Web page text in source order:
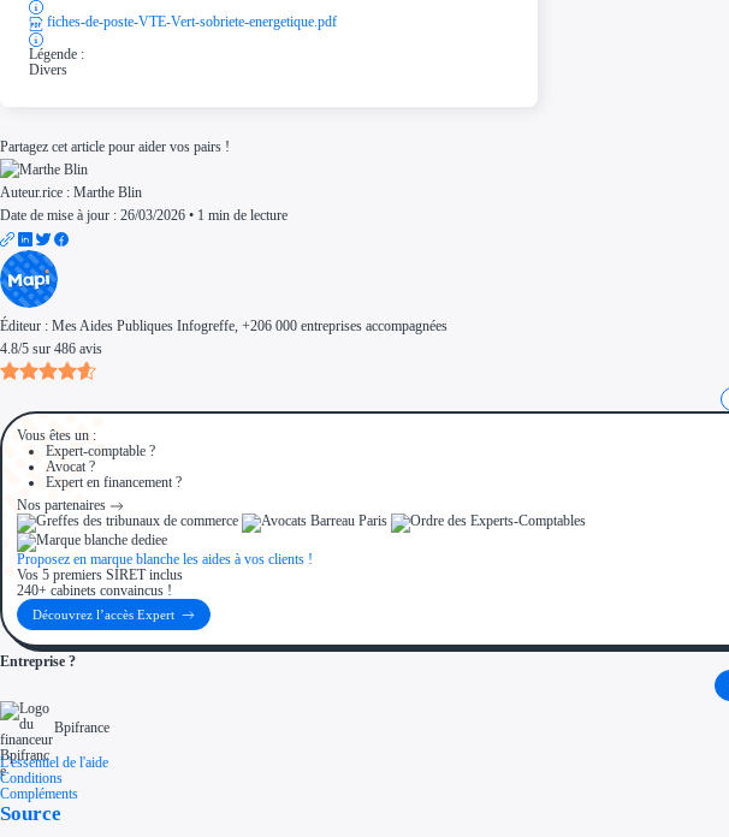
fiches-de-poste-VTE-Vert-sobriete-energetique.pdf
Légende :
Divers
Partagez cet article pour aider vos pairs !
Auteur.rice : Marthe Blin
Date de mise à jour : 26/03/2026 • 1 min de lecture
Éditeur : Mes Aides Publiques Infogreffe, +206 000 entreprises accompagnées
4.8/5 sur 486 avis
Vous êtes un :
Expert-comptable ?
Avocat ?
Expert en financement ?
Nos partenaires
Proposez en marque blanche les aides à vos clients !
Vos 5 premiers SIRET inclus
240+ cabinets convaincus !
Découvrez l’accès Expert
Entreprise ?
Bpifrance
L'essentiel de l'aide
Conditions
Compléments
Source